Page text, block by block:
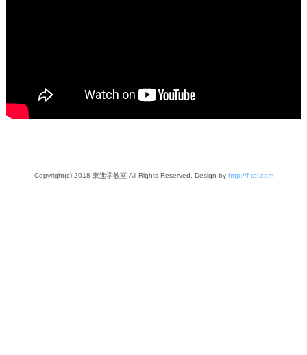
Copyright(c) 2018 東進学教室 All Rights Reserved. Design by http://f-tpl.com